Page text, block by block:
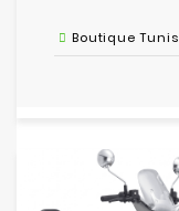
Boutique Tunis